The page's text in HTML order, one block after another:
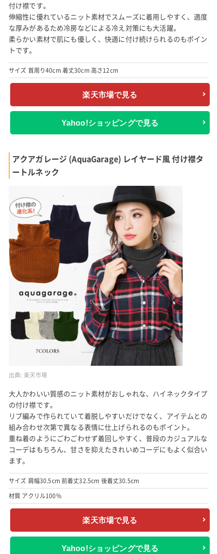
付け襟です。
伸縮性に優れているニット素材でスムーズに着用しやすく、適度
な厚みがあるため冷房などによる冷え対策にも大活躍。
柔らかい素材で肌にも優しく、快適に付け続けられるのもポイン
トです。
サイズ 首周り40cm 着丈30cm 高さ12cm
楽天市場で見る
Yahoo!ショッピングで見る
アクアガレージ (AquaGarage) レイヤード風 付け襟タ
ートルネック
出典: 楽天市場
大人かわいい質感のニット素材がおしゃれな、ハイネックタイプ
の付け襟です。
リブ編みで作られていて着脱しやすいだけでなく、アイテムとの
組み合わせ次第で異なる表情に仕上げられるのもポイント。
重ね着のようにごわごわせず着回しやすく、普段のカジュアルな
コーデはもちろん、甘さを抑えたきれいめコーデにもよく似合い
ます。
サイズ 肩幅30.5cm 前着丈32.5cm 後着丈30.5cm
材質 アクリル100%
楽天市場で見る
Yahoo!ショッピングで見る